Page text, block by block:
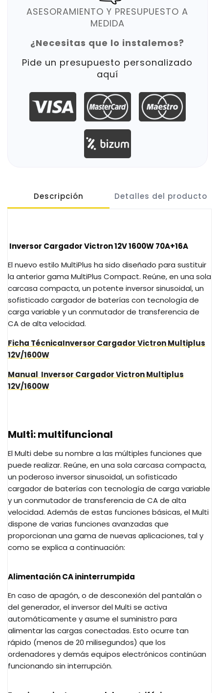
ASESORAMIENTO Y PRESUPUESTO A
MEDIDA
¿Necesitas que lo instalemos?
Pide un presupuesto personalizado
aquí
Descripción Detalles del producto
Inversor Cargador Victron 12V 1600W 70A+16A
El nuevo estilo MultiPlus ha sido diseñado para sustituir
la anterior gama MultiPlus Compact. Reúne, en una sola
carcasa compacta, un potente inversor sinusoidal, un
sofisticado cargador de baterías con tecnología de
carga variable y un conmutador de transferencia de
CA de alta velocidad.
Ficha TécnicaInversor Cargador Victron Multiplus
12V/1600W
Manual Inversor Cargador Victron Multiplus
12V/1600W
Multi: multifuncional
El Multi debe su nombre a las múltiples funciones que
puede realizar. Reúne, en una sola carcasa compacta,
un poderoso inversor sinusoidal, un sofisticado
cargador de baterías con tecnología de carga variable
y un conmutador de transferencia de CA de alta
velocidad. Además de estas funciones básicas, el Multi
dispone de varias funciones avanzadas que
proporcionan una gama de nuevas aplicaciones, tal y
como se explica a continuación:
Alimentación CA ininterrumpida
En caso de apagón, o de desconexión del pantalán o
del generador, el inversor del Multi se activa
automáticamente y asume el suministro para
alimentar las cargas conectadas. Esto ocurre tan
rápido (menos de 20 milisegundos) que los
ordenadores y demás equipos electrónicos continúan
funcionando sin interrupción.